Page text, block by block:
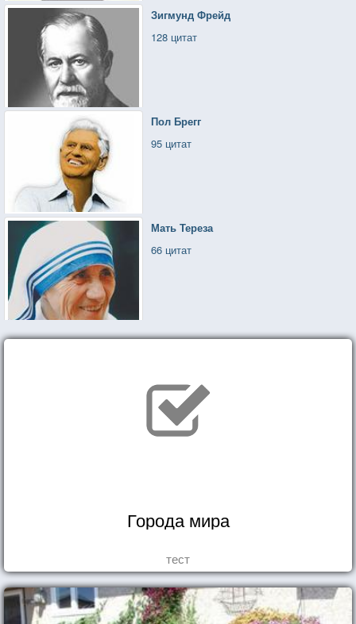
Зигмунд Фрейд
128 цитат
Пол Брегг
95 цитат
Мать Тереза
66 цитат
Города мира
тест